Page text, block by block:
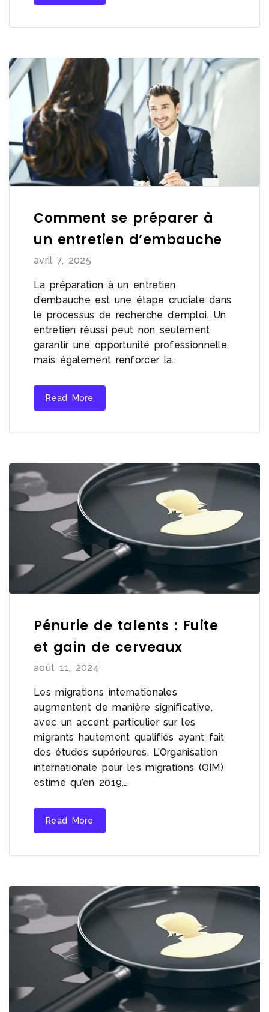
Comment se préparer à
un entretien d’embauche
avril 7, 2025
La préparation à un entretien
d’embauche est une étape cruciale dans
le processus de recherche d’emploi. Un
entretien réussi peut non seulement
garantir une opportunité professionnelle,
mais également renforcer la…
Read More
Pénurie de talents : Fuite
et gain de cerveaux
août 11, 2024
Les migrations internationales
augmentent de manière significative,
avec un accent particulier sur les
migrants hautement qualifiés ayant fait
des études supérieures. L’Organisation
internationale pour les migrations (OIM)
estime qu’en 2019,…
Read More